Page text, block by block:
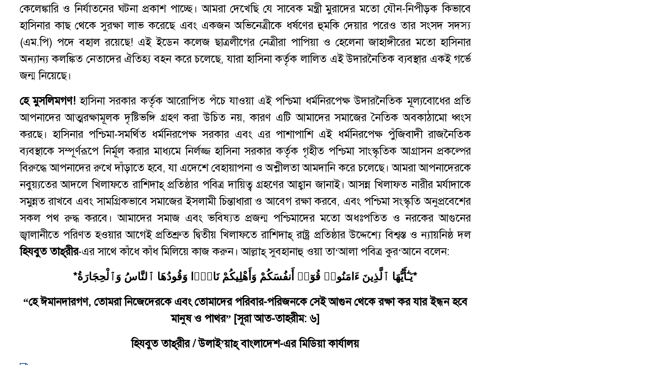
কেলেঙ্কারি ও নির্যাতনের ঘটনা প্রকাশ পাচ্ছে। আমরা দেখেছি যে সাবেক মন্ত্রী মুরাদের মতো যৌন-নিপীড়ক কিভাবে
হাসিনার কাছ থেকে সুরক্ষা লাভ করেছে এবং একজন অভিনেত্রীকে ধর্ষণের হুমকি দেয়ার পরেও তার সংসদ সদস্য
(এম.পি) পদে বহাল রয়েছে! এই ইডেন কলেজ ছাত্রলীগের নেত্রীরা পাপিয়া ও হেলেনা জাহাঙ্গীরের মতো হাসিনার
অন্যান্য কলঙ্কিত নেতাদের ঐতিহ্য বহন করে চলেছে, যারা হাসিনা কর্তৃক লালিত এই উদারনৈতিক ব্যবস্থার একই গর্ভে
জন্ম নিয়েছে।
হে মুসলিমগণ!হাসিনা সরকার কর্তৃক আরোপিত পঁচে যাওয়া এই পশ্চিমা ধর্মনিরপেক্ষ উদারনৈতিক মূল্যবোধের প্রতি
আপনাদের আত্মরক্ষামূলক দৃষ্টিভঙ্গি গ্রহণ করা উচিত নয়, কারণ এটি আমাদের সমাজের নৈতিক অবকাঠামো ধ্বংস
করছে। হাসিনার পশ্চিমা-সমর্থিত ধর্মনিরপেক্ষ সরকার এবং এর পাশাপাশি এই ধর্মনিরপেক্ষ পুঁজিবাদী রাজনৈতিক
ব্যবস্থাকে সম্পূর্ণরূপে নির্মূল করার মাধ্যমে নির্লজ্জ হাসিনা সরকার কর্তৃক গৃহীত পশ্চিমা সাংস্কৃতিক আগ্রাসন প্রকল্পের
বিরুদ্ধে আপনাদের রুখে দাঁড়াতে হবে, যা এদেশে বেহায়াপনা ও অশ্লীলতা আমদানি করে চলেছে। আমরা আপনাদেরকে
নবুয়্যতের আদলে খিলাফতে রাশিদাহ্ প্রতিষ্ঠার পবিত্র দায়িত্ব গ্রহণের আহ্বান জানাই। আসন্ন খিলাফত নারীর মর্যাদাকে
সমুন্নত রাখবে এবং সামগ্রিকভাবে সমাজের ইসলামী চিন্তাধারা ও আবেগ রক্ষা করবে, এবং পশ্চিমা সংস্কৃতি অনুপ্রবেশের
সকল পথ রুদ্ধ করবে। আমাদের সমাজ এবং ভবিষ্যত প্রজন্ম পশ্চিমাদের মতো অধঃপতিত ও নরকের আগুনের
জ্বালানীতে পরিণত হওয়ার আগেই প্রতিশ্রুত দ্বিতীয় খিলাফতে রাশিদাহ্ রাষ্ট্র প্রতিষ্ঠার উদ্দেশ্যে বিশ্বস্ত ও ন্যায়নিষ্ঠ দল
হিযবুত তাহ্‌রীর-এর সাথে কাঁধে কাঁধ মিলিয়ে কাজ করুন। আল্লাহ্ সুবহানাহু ওয়া তা‘আলা পবিত্র কুর‘আনে বলেন:
*يَـٰٓأَيُّهَا ٱلَّذِينَ ءَامَنُوا۟ قُوٓا۟ أَنفُسَكُمْ وَأَهْلِيكُمْ نَارًۭا وَقُودُهَا ٱلنَّاسُ وَٱلْحِجَارَةُ*
“হে ঈমানদারগণ, তোমরা নিজেদেরকে এবং তোমাদের পরিবার-পরিজনকে সেই আগুন থেকে রক্ষা কর যার ইন্ধন হবে
মানুষ ও পাথর” [সূরা আত-তাহরীম: ৬]
হিযবুত তাহ্‌রীর / উলাই’য়াহ্ বাংলাদেশ-এর মিডিয়া কার্যালয়